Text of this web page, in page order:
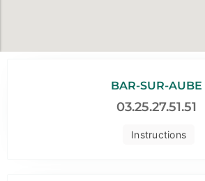
Instructions
BAR-SUR-AUBE
03.25.27.51.51